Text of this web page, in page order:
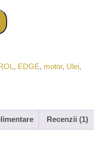
M 5W30 15BC8F,
, EDGE, motor, Ulei,
Recenzii (1)